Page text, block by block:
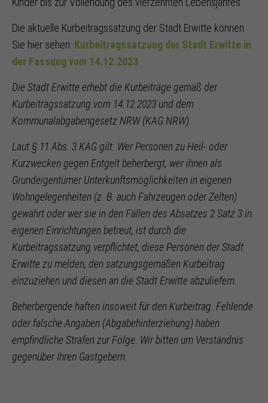
Die aktuelle Kurbeitragssatzung der Stadt Erwitte können
Sie hier sehen: Kurbeitragssatzung der Stadt Erwitte in
der Fassung vom 14.12.2023
Die Stadt Erwitte erhebt die Kurbeiträge gemäß der
Kurbeitragssatzung vom 14.12.2023 und dem
Kommunalabgabengesetz NRW (KAG NRW).
Laut § 11 Abs. 3 KAG gilt: Wer Personen zu Heil- oder
Kurzwecken gegen Entgelt beherbergt, wer ihnen als
Grundeigentümer Unterkunftsmöglichkeiten in eigenen
Wohngelegenheiten (z. B. auch Fahrzeugen oder Zelten)
gewährt oder wer sie in den Fällen des Absatzes 2 Satz 3 in
eigenen Einrichtungen betreut, ist durch die
Kurbeitragssatzung verpflichtet, diese Personen der Stadt
Erwitte zu melden, den satzungsgemäßen Kurbeitrag
einzuziehen und diesen an die Stadt Erwitte abzuliefern.
Beherbergende haften insoweit für den Kurbeitrag. Fehlende
oder falsche Angaben (Abgabehinterziehung) haben
empfindliche Strafen zur Folge. Wir bitten um Verständnis
gegenüber Ihren Gastgebern.